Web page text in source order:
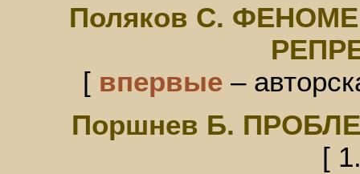
Поляков С.
[ впервые–
Поршнев Б.
[